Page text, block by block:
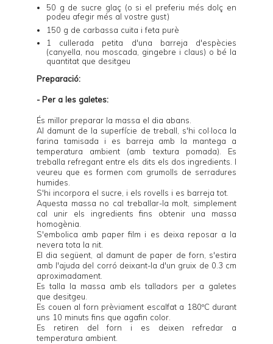
50 g de sucre glaç (o si el preferiu més dolç en
podeu afegir més al vostre gust)
150 g de carbassa cuita i feta purè
1 cullerada petita d'una barreja d'espècies
(canyella, nou moscada, gingebre i claus) o bé la
quantitat que desitgeu
Preparació:
- Per a les galetes:
És millor preparar la massa el dia abans.
Al damunt de la superfície de treball, s'hi col·loca la
farina tamisada i es barreja amb la mantega a
temperatura ambient (amb textura pomada). Es
treballa refregant entre els dits els dos ingredients. I
veureu que es formen com grumolls de serradures
humides.
S'hi incorpora el sucre, i els rovells i es barreja tot.
Aquesta massa no cal treballar-la molt, simplement
cal unir els ingredients fins obtenir una massa
homogènia.
S'embolica amb paper film i es deixa reposar a la
nevera tota la nit.
El dia següent, al damunt de paper de forn, s'estira
amb l'ajuda del corró deixant-la d'un gruix de 0.3 cm
aproximadament.
Es talla la massa amb els talladors per a galetes
que desitgeu.
Es couen al forn prèviament escalfat a 180ºC durant
uns 10 minuts fins que agafin color.
Es retiren del forn i es deixen refredar a
temperatura ambient.